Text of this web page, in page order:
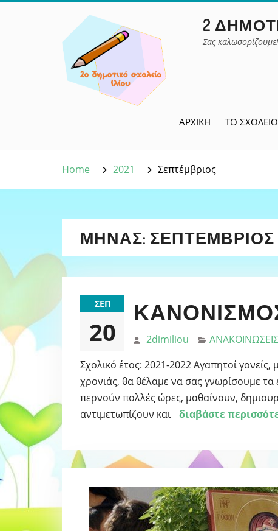
2
Σας καλωσορίζουμε!
ΑΡΧΙΚΉ ΤΟ
Home 2021 Σεπτέμβριος
ΜΉΝΑΣ: ΣΕΠΤΈΜΒΡΙΟΣ
ΣΕΠ
20 2dimiliou
ΑΝΑΚΟΙΝΩΣΕΙΣ
Σχολικό έτος: 2021-2022 Αγαπητοί
χρονιάς, θα θέλαμε να σας γνωρίσουμε τα
περνούν πολλές ώρες, μαθαίνουν,
αντιμετωπίζουν και διαβάστε